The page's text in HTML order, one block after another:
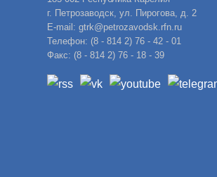
г. Петрозаводск, ул. Пирогова, д. 2
E-mail: gtrk@petrozavodsk.rfn.ru
Телефон: (8 - 814 2) 76 - 42 - 01
Факс: (8 - 814 2) 76 - 18 - 39